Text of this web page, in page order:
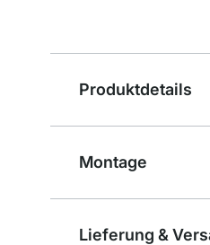
Produktdetails
Montage
Lieferung &